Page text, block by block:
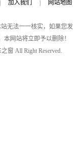
加入我们
网站地图
无法一一核实，如果您发
网站将立即予以删除！
窗 All Right Reserved.